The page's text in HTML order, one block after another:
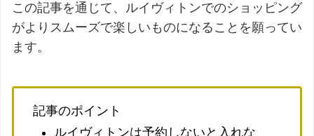
この記事を通じて、ルイヴィトンでのショッピング
がよりスムーズで楽しいものになることを願ってい
ます。
記事のポイント
ルイヴィトンは予約しないと入れな